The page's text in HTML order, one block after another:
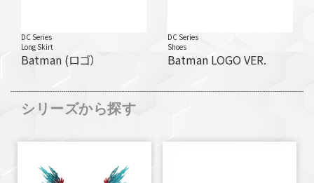
DC Series
Long Skirt
Batman (ロゴ）
DC Series
Shoes
Batman LOGO VER.
シリーズから探す